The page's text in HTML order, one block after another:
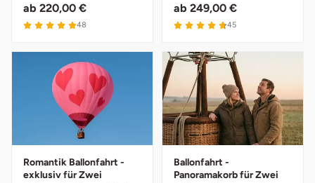
ab 220,00 €
48
ab 249,00 €
45
Romantik Ballonfahrt -
exklusiv für Zwei
Ballonfahrt -
Panoramakorb für Zwei
Essen
Flensburg
Frankfurt am Main
Freiberg